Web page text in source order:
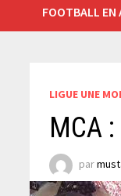
FOOTBALL EN
LIGUE UNE
MCA
par